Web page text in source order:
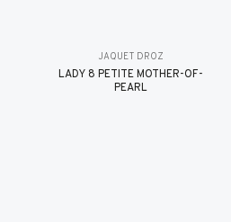
JAQUET DROZ
LADY 8 PETITE MOTHER-OF-
PEARL